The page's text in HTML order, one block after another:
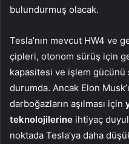
bulundurmuş olacak.
Tesla’nın mevcut HW4 ve
çipleri, otonom sürüş için
kapasitesi ve işlem gücünü
durumda. Ancak Elon
darboğazların aşılması için
teknolojilerine ihtiyaç
noktada Tesla’ya daha